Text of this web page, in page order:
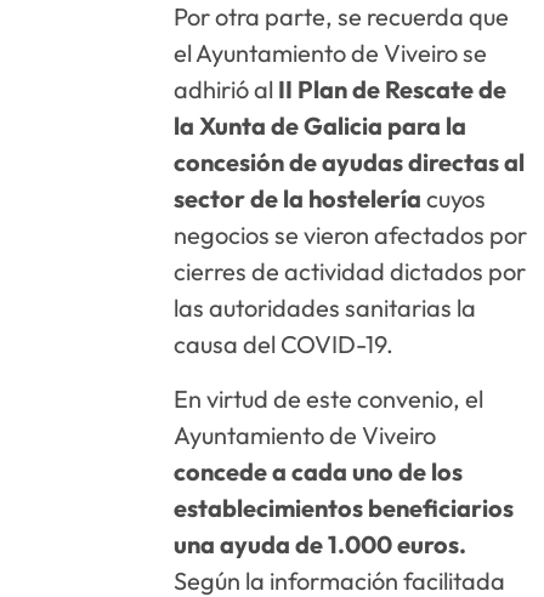
Por otra parte, se recuerda que
el Ayuntamiento de Viveiro se
adhirió al II Plan de Rescate de
la Xunta de Galicia para la
concesión de ayudas directas al
sector de la hostelería cuyos
negocios se vieron afectados por
cierres de actividad dictados por
las autoridades sanitarias la
causa del COVID-19.
En virtud de este convenio, el
Ayuntamiento de Viveiro
concede a cada uno de los
establecimientos beneficiarios
una ayuda de 1.000 euros.
Según la información facilitada